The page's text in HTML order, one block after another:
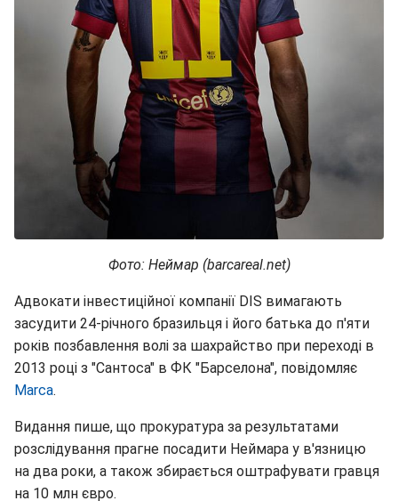
Фото: Неймар (barcareal.net)
Адвокати інвестиційної компанії DIS вимагають
засудити 24-річного бразильця і його батька до п'яти
років позбавлення волі за шахрайство при переході в
2013 році з "Сантоса" в ФК "Барселона", повідомляє
Marca.
Видання пише, що прокуратура за результатами
розслідування прагне посадити Неймара у в'язницю
на два роки, а також збирається оштрафувати гравця
на 10 млн євро.